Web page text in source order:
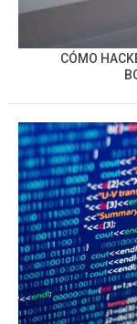
CÓMO